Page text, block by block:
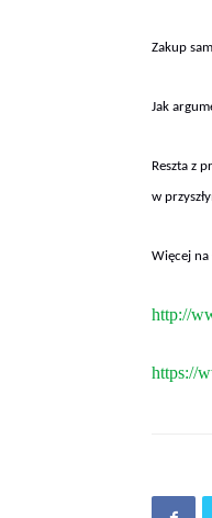
Zakup
Jak
Reszta z
w
Więcej na
http://
https://